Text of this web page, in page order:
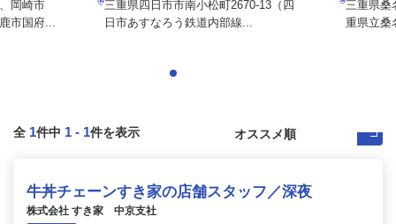
岡崎市
市国府...
三重県四日市市南小松町2670-13（四
日市あすなろう鉄道内部線...
三重県桑
重県立
全 1件中 1 - 1件を表示
牛丼チェーンすき家の店舗スタッフ／深夜
株式会社 すき家 中京支社